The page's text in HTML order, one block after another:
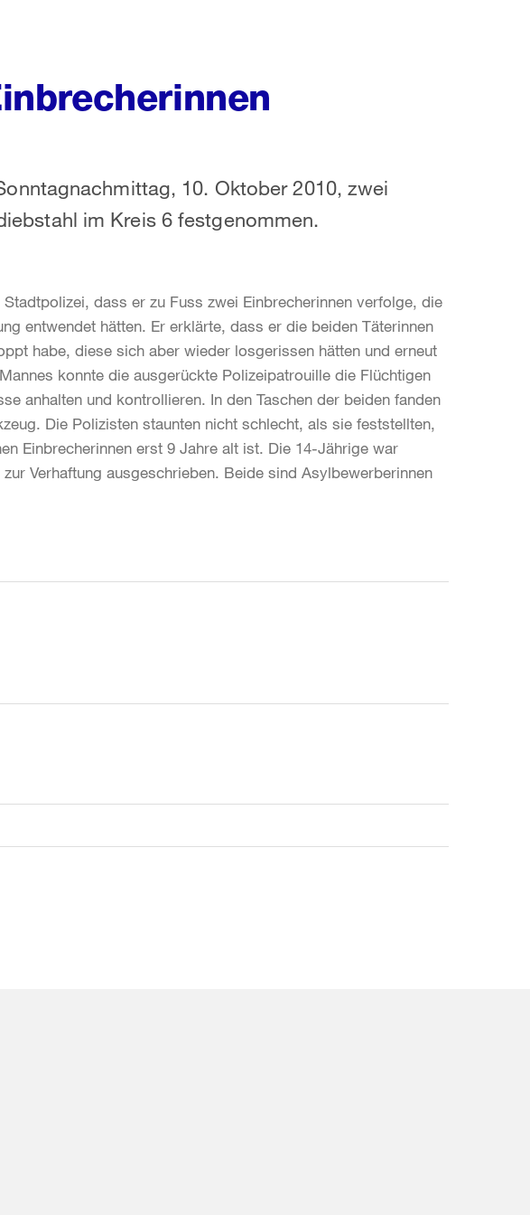
10. Oktober 2010, zwei
im Kreis 6 festgenommen.
dass er zu Fuss zwei Einbrecherinnen verfolge, die
entwendet hätten. Er erklärte, dass er die beiden Täterinnen
habe, diese sich aber wieder losgerissen hätten und erneut
konnte die ausgerückte Polizeipatrouille die Flüchtigen
anhalten und kontrollieren. In den Taschen der beiden fanden
Die Polizisten staunten nicht schlecht, als sie feststellten,
Einbrecherinnen erst 9 Jahre alt ist. Die 14-Jährige war
Verhaftung ausgeschrieben. Beide sind Asylbewerberinnen